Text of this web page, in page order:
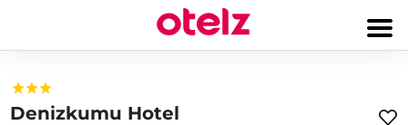
Denizkumu Hotel